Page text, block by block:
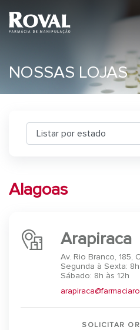
NOSSAS LOJAS
Alagoas
Arapiraca
Av. Rio Branco, 185,
Segunda à Sexta:
Sábado: 8h às 12h
SOLICITAR